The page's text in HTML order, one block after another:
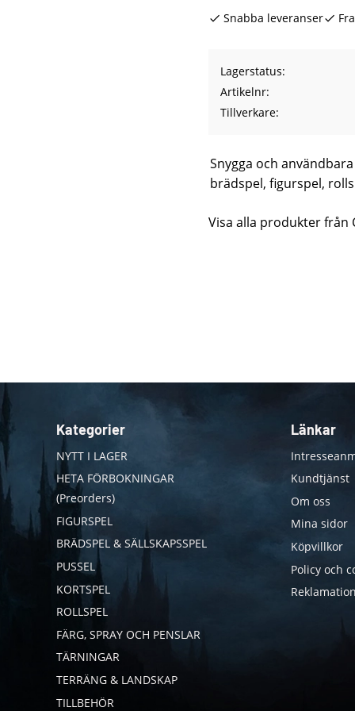
Snabba leveranser
Lagerstatus
Artikelnr
Tillverkare
Snygga och
brädspel, figurspel,
Visa alla produkter från
Kategorier
NYTT I LAGER
HETA FÖRBOKNINGAR
(Preorders)
FIGURSPEL
BRÄDSPEL & SÄLLSKAPSSPEL
PUSSEL
KORTSPEL
ROLLSPEL
FÄRG, SPRAY OCH PENSLAR
TÄRNINGAR
TERRÄNG & LANDSKAP
TILLBEHÖR
Länkar
Kundtjänst
Om oss
Mina sidor
Köpvillkor
Policy och